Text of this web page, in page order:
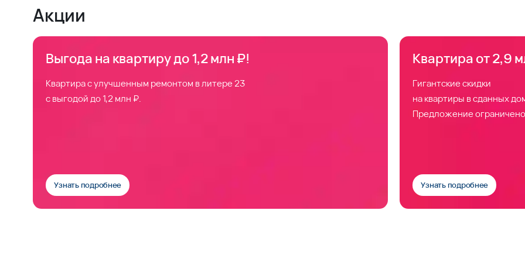
Акции
Выгода на квартиру до 1,2 млн ₽!
Квартира с улучшенным ремонтом в литере 23
с выгодой до 1,2 млн ₽.
Узнать подробнее
Квартира от 2,9
Гигантские скидки
на квартиры в сданных
Предложение
Узнать подробнее